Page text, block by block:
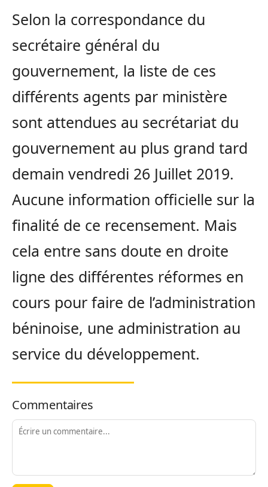
Selon la correspondance du
secrétaire général du
gouvernement, la liste de ces
différents agents par ministère
sont attendues au secrétariat du
gouvernement au plus grand tard
demain vendredi 26 Juillet 2019.
Aucune information officielle sur la
finalité de ce recensement. Mais
cela entre sans doute en droite
ligne des différentes réformes en
cours pour faire de l’administration
béninoise, une administration au
service du développement.
Commentaires